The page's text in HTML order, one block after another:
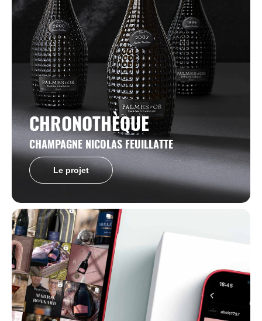
CHRONOTHÈQUE​
CHAMPAGNE NICOLAS FEUILLATTE
Le projet